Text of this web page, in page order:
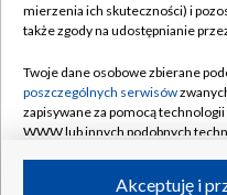
Naziemna Telewizja
Rada Programowa
System NOS
Informacje o nadawcy
mierzenia ich skuteczności) i
także zgody na udostępnianie
Twoje dane osobowe zbierane
poszczególnych serwisów
zapisywane za pomocą
WWW lub innych podobnych
ruchu w Internecie.Akceptuję i